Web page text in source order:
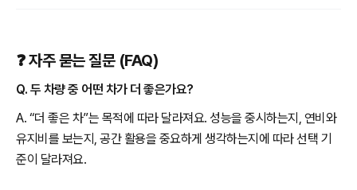
❓ 자주 묻는 질문 (FAQ)
Q. 두 차량 중 어떤 차가 더 좋은가요?
A. “더 좋은 차”는 목적에 따라 달라져요. 성능을 중시하는지, 연비와
유지비를 보는지, 공간 활용을 중요하게 생각하는지에 따라 선택 기
준이 달라져요.